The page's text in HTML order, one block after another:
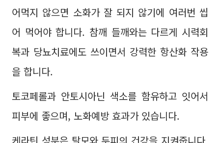
어먹지 않으면 소화가 잘 되지 않기에 여러번 씹
어 먹어야 합니다. 참깨 들깨와는 다르게 시력회
복과 당뇨치료에도 쓰이면서 강력한 항산화 작용
을 합니다.
토코페롤과 안토시아닌 색소를 함유하고 잇어서
피부에 좋으며, 노화예방 효과가 있습니다.